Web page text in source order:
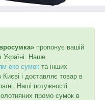
пропонує вашій
Україні. Наше
еко сумок та інших
і доставляє товар в
Наші потужності
промо сумок в